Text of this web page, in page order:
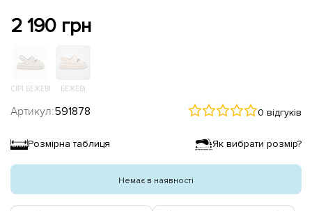
2 190 грн
СІРІ БЕЖЕВІ БЕЖЕВІ
Артикул:591878 0 відгуків
Розмірна таблиця Як вибрати розмір?
Немає в наявності